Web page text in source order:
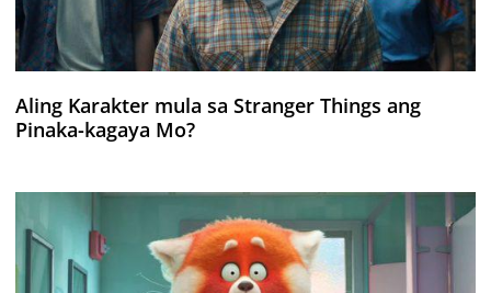
Aling Karakter mula sa Stranger Things ang
Pinaka-kagaya Mo?